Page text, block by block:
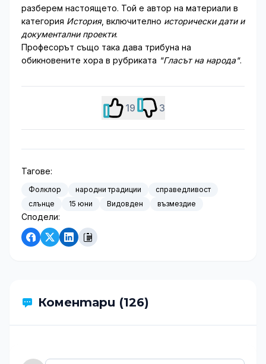
разберем настоящето. Той е автор на материали в
категория История, включително исторически дати и
документални проекти.
Професорът също така дава трибуна на
обикновените хора в рубриката "Гласът на народа".
19 3
Тагове:
Фолклор народни традиции
справедливост
слънце
15 юни Видовден възмездие
Сподели:
Коментари (126)